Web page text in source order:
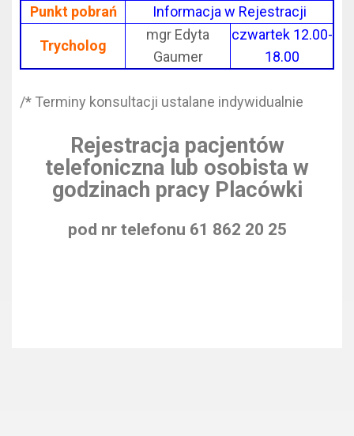
Punkt pobrań
Informacja w Rejestracji
Trycholog
mgr Edyta
Gaumer
czwartek 12.00-
18.00
/* Terminy konsultacji ustalane indywidualnie
Rejestracja pacjentów
telefoniczna lub osobista w
godzinach pracy Placówki
pod nr telefonu 61 862 20 25